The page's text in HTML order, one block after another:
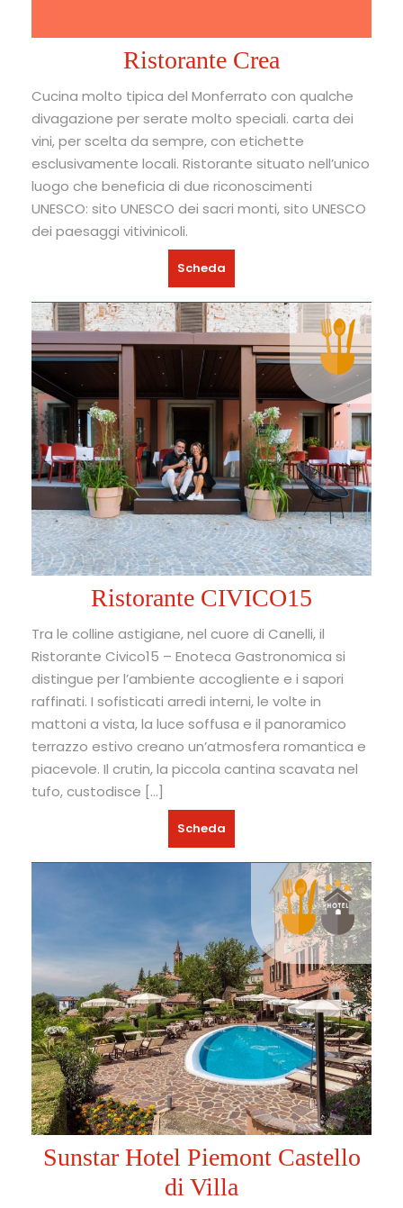
Ristorante Crea
Cucina molto tipica del Monferrato con qualche
divagazione per serate molto speciali. carta dei
vini, per scelta da sempre, con etichette
esclusivamente locali. Ristorante situato nell’unico
luogo che beneficia di due riconoscimenti
UNESCO: sito UNESCO dei sacri monti, sito UNESCO
dei paesaggi vitivinicoli.
Scheda
Ristorante CIVICO15
Tra le colline astigiane, nel cuore di Canelli, il
Ristorante Civico15 – Enoteca Gastronomica si
distingue per l’ambiente accogliente e i sapori
raffinati. I sofisticati arredi interni, le volte in
mattoni a vista, la luce soffusa e il panoramico
terrazzo estivo creano un’atmosfera romantica e
piacevole. Il crutin, la piccola cantina scavata nel
tufo, custodisce […]
Scheda
Sunstar Hotel Piemont Castello
di Villa